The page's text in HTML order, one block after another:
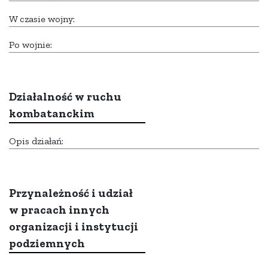
W czasie wojny:
Po wojnie:
Działalność w ruchu
kombatanckim
Opis działań:
Przynależność i udział
w pracach innych
organizacji i instytucji
podziemnych